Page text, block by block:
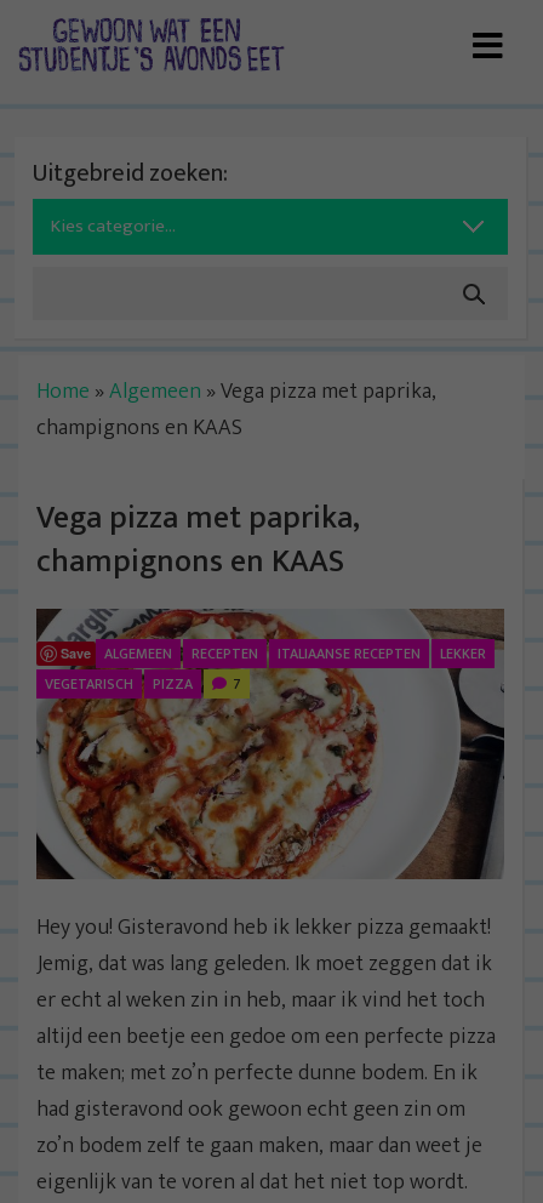
Uitgebreid zoeken:
Search
for:
Home »Algemeen »Vega pizza met paprika,
champignons en KAAS
Vega pizza met paprika,
champignons en KAAS
Save ALGEMEEN RECEPTEN ITALIAANSE RECEPTEN
LEKKER
VEGETARISCH
PIZZA 7
Hey you! Gisteravond heb ik lekker pizza gemaakt!
Jemig, dat was lang geleden. Ik moet zeggen dat ik
er echt al weken zin in heb, maar ik vind het toch
altijd een beetje een gedoe om een perfecte pizza
te maken; met zo’n perfecte dunne bodem. En ik
had gisteravond ook gewoon echt geen zin om
zo’n bodem zelf te gaan maken, maar dan weet je
eigenlijk van te voren al dat het niet top wordt.